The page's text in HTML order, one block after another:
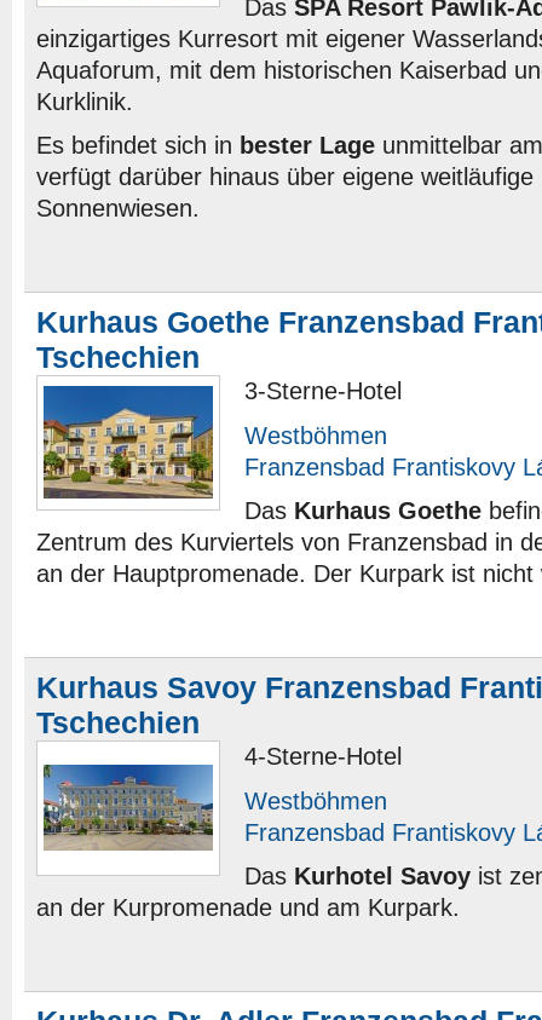
Das SPA Resort Pawlik-
einzigartiges Kurresort mit eigener
Aquaforum, mit dem historischen Kaiserbad
Kurklinik.
Es befindet sich in bester Lage unmittelbar
verfügt darüber hinaus über eigene
Sonnenwiesen.
Kurhaus Goethe Franzensbad
Tschechien
3-Sterne-Hotel
Westböhmen
Franzensbad Frantiskovy
Das Kurhaus Goethe
Zentrum des Kurviertels von Franzensbad in
an der Hauptpromenade. Der Kurpark ist
Kurhaus Savoy Franzensbad
Tschechien
4-Sterne-Hotel
Westböhmen
Franzensbad Frantiskovy
Das Kurhotel Savoy ist
an der Kurpromenade und am Kurpark.